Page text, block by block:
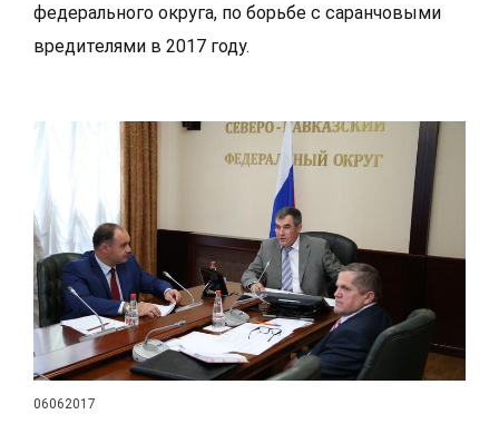
федерального округа, по борьбе с саранчовыми
вредителями в 2017 году.
06062017